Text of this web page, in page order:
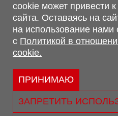
Обращаем Ваше внимание, что
информация, касающаяся
характеристик, цветовых
сервисного обслуживания
не является публичной
Гражданского кодекса
Политика обработки
Политикой в отношении
cookie может привести
сайта. Оставаясь на
на использование нами
с Политикой в
cookie.
ПРИНИМАЮ
ЗАПРЕТИТЬ